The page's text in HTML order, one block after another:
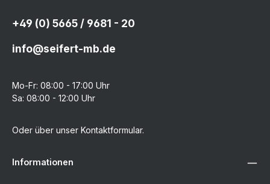
+49 (0) 5665 / 9681 - 20
info@seifert-mb.de
Mo-Fr: 08:00 - 17:00 Uhr
Sa: 08:00 - 12:00 Uhr
Oder über unser Kontaktformular.
Informationen